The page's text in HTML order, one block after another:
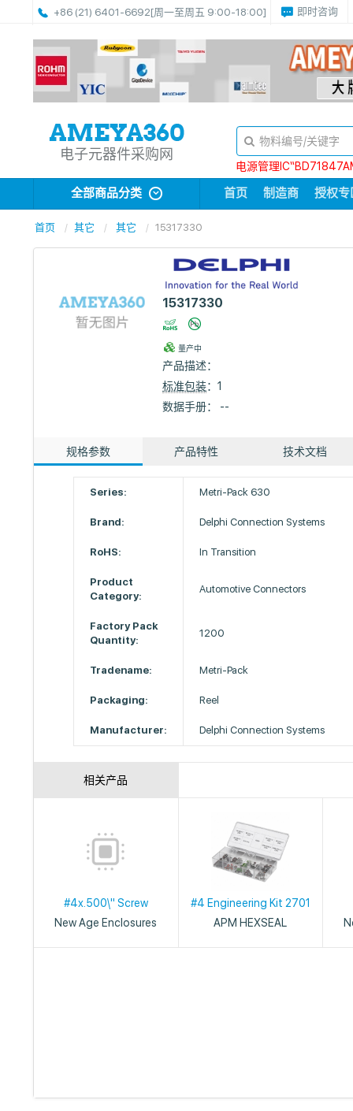
+86 (21) 6401-6692[周一至周五 9:00-18:00] 即时咨询
电子元器件采购网
电源管理
全部商品分类 首页 制造商 授权专
首页 其它 其它 15317330
15317330
量产中
产品描述：
标准包装：1
数据手册： --
规格参数 产品特性 技术文档
Series: Metri-Pack 630
Brand: Delphi Connection Systems
RoHS: In Transition
Product
Category:
Automotive Connectors
Factory Pack
Quantity:
1200
Tradename: Metri-Pack
Packaging: Reel
Manufacturer: Delphi Connection Systems
相关产品
#4x.500\" Screw
New Age Enclosures
#4 Engineering Kit 2701
APM HEXSEAL